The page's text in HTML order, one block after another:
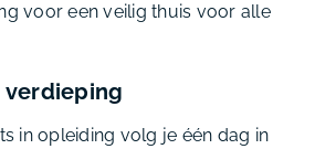
voor een veilig thuis voor alle
verdieping
in opleiding volg je één dag in